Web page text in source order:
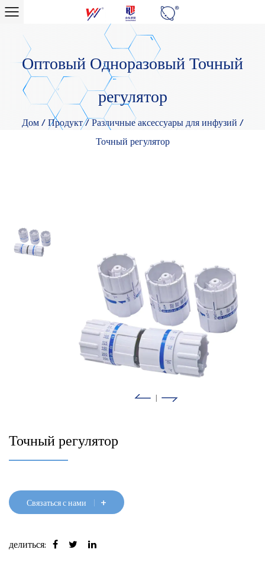
Оптовый Одноразовый Точный
регулятор
Дом/ Продукт/ Различные аксессуары для инфузий /
Точный регулятор
Точный регулятор
Связаться с нами +
делиться: